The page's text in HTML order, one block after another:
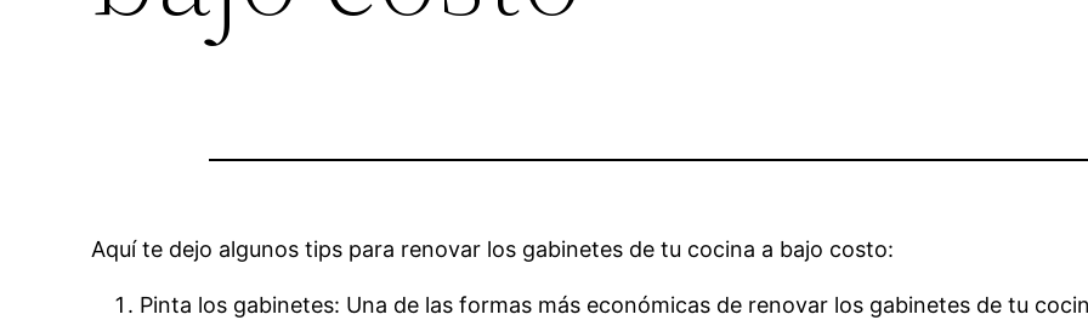
Aquí te dejo algunos tips para renovar los gabinetes de tu cocina a bajo costo:
Pinta los gabinetes: Una de las formas más económicas de renovar los gabinetes de tu